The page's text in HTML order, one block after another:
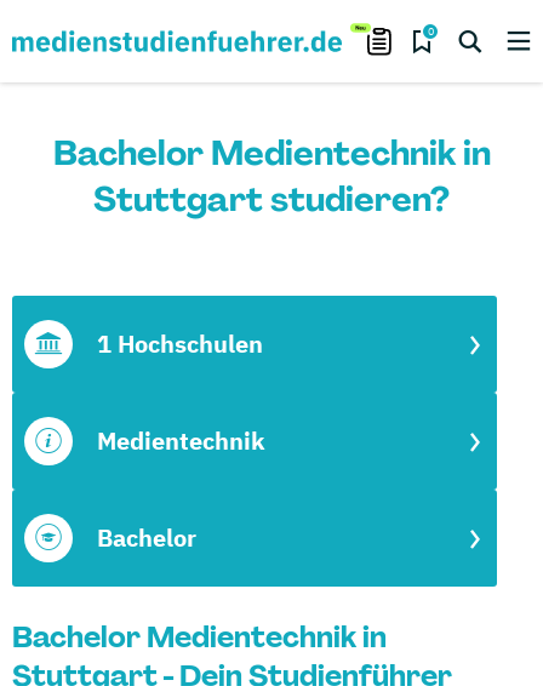
0
Bachelor Medientechnik in
Stuttgart studieren?
Bachelor
Medientechnik
1 Hochschulen
Bachelor Medientechnik in
Stuttgart - Dein Studienführer